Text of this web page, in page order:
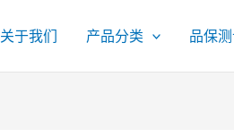
关于我们 产品分类 品保